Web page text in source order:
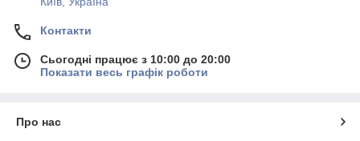
Контакти
Сьогодні працює з 10:00 до 20:00
Показати весь графік роботи
Про нас